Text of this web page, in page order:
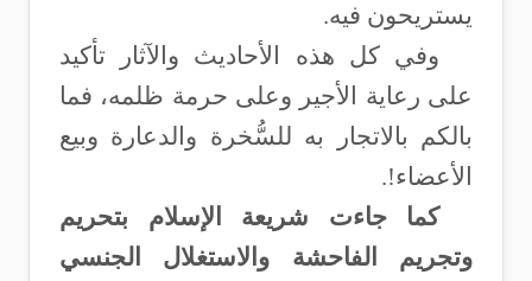
يستريحون فيه.
وفي كل هذه الأحاديث والآثار تأكيد
على رعاية الأجير وعلى حرمة ظلمه، فما
بالكم بالاتجار به للسُّخرة والدعارة وبيع
الأعضاء!.
كما جاءت شريعة الإسلام بتحريم
وتجريم الفاحشة والاستغلال الجنسي